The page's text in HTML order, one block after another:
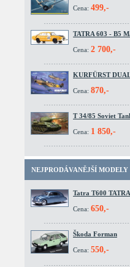
Cena: 499,-
TATRA 603 - B5
Cena: 2 700,-
KURFÜRST
Cena: 870,-
T 34/85 Soviet
Cena: 1 850,-
NEJPRODÁVANĚJŠÍ MODELY
Tatra T600
Cena: 650,-
Škoda Forman
Cena: 550,-